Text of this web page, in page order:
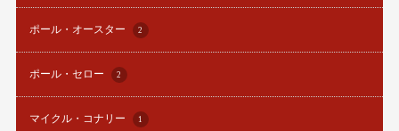
ポール・オースター 2
ポール・セロー 2
マイクル・コナリー 1